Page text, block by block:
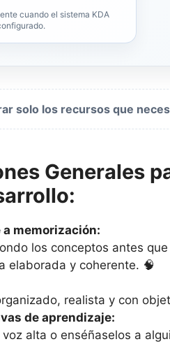
cuando el sistema KDA
solo los recursos que
Generales
memorización:
los conceptos antes
elaborada y coherente. 🧠
realista y con
de aprendizaje:
voz alta o enséñaselos a